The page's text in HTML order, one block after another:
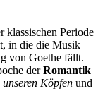
klassischen Periode
in die die Musik
von Goethe fällt.
derRomantik
Köpfen und